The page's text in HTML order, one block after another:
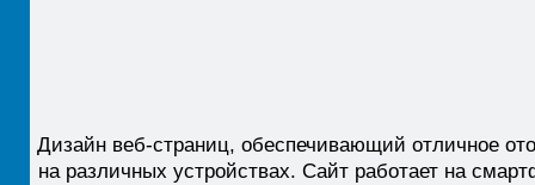
Дизайн веб-страниц, обеспечивающий отличное
на различных устройствах. Сайт работает на